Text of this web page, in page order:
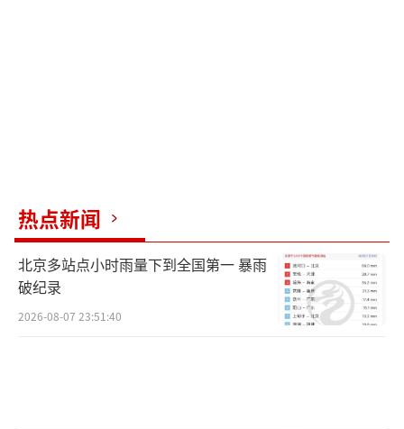
逃离派出所的说法，称双方协商不一致，可以
通过法院起诉解决。（责任编辑：0764）
热点新闻
北京多站点小时雨量下到全国第一 暴雨
破纪录
2026-08-07 23:51:40